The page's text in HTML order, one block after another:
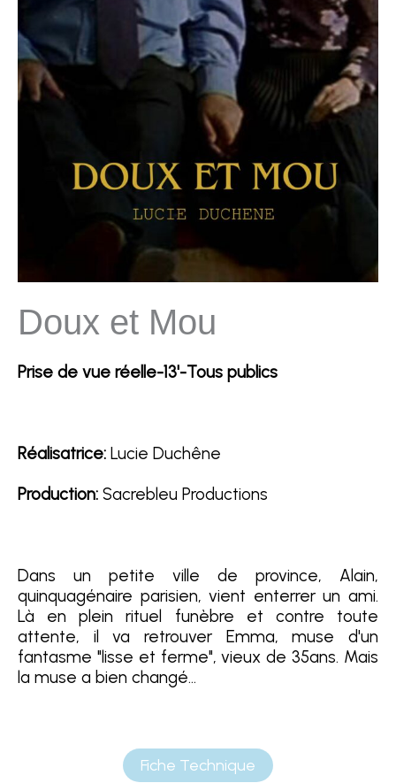
Doux et Mou
Prise de vue réelle-13'-Tous publics
Réalisatrice: Lucie Duchêne
Production: Sacrebleu Productions
Dans un petite ville de province, Alain,
quinquagénaire parisien, vient enterrer un ami.
Là en plein rituel funèbre et contre toute
attente, il va retrouver Emma, muse d'un
fantasme "lisse et ferme", vieux de 35ans. Mais
la muse a bien changé...
Fiche Technique